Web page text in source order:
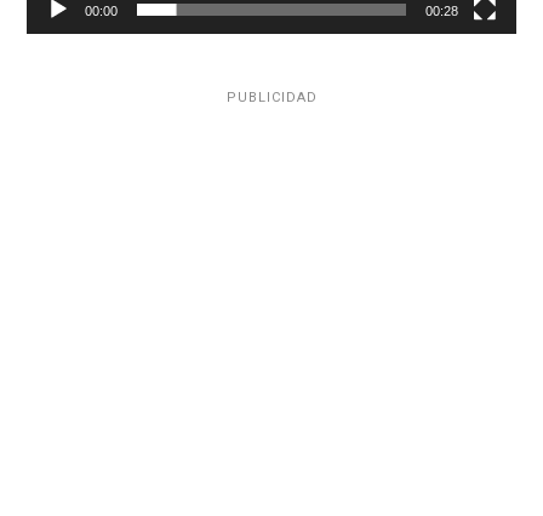
00:00 00:28
PUBLICIDAD